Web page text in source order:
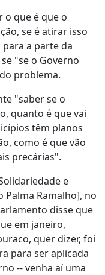
o que é que o
se é atirar isso
a parte da
"se o Governo
problema.
"saber se o
quanto é que vai
têm planos
como é que vão
precárias".
e
Palma Ramalho], no
disse que
em janeiro,
quer dizer, foi
para ser aplicada
-- venha aí uma